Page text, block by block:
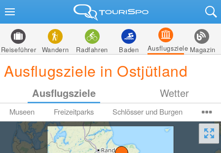
Reiseführer Wandern Radfahren Baden Ausflugsziele Magazin
Ausflugsziele in Ostjütland
Ausflugsziele Wetter
Museen Freizeitparks Schlösser und Burgen